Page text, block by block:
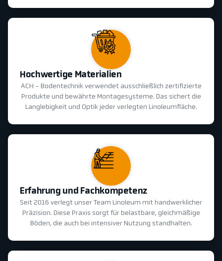
Hochwertige Materialien
ACH - Bodentechnik verwendet ausschließlich zertifizierte
Produkte und bewährte Montagesysteme. Das sichert die
Langlebigkeit und Optik jeder verlegten Linoleumfläche.
Erfahrung und Fachkompetenz
Seit 2016 verlegt unser Team Linoleum mit handwerklicher
Präzision. Diese Praxis sorgt für belastbare, gleichmäßige
Böden, die auch bei intensiver Nutzung standhalten.